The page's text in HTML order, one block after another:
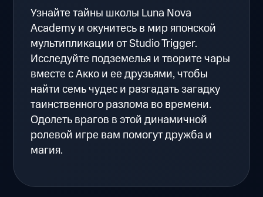
Узнайте тайны школы Luna Nova
Academy и окунитесь в мир японской
мультипликации от Studio Trigger.
Исследуйте подземелья и творите чары
вместе с Акко и ее друзьями, чтобы
найти семь чудес и разгадать загадку
таинственного разлома во времени.
Одолеть врагов в этой динамичной
ролевой игре вам помогут дружба и
магия.